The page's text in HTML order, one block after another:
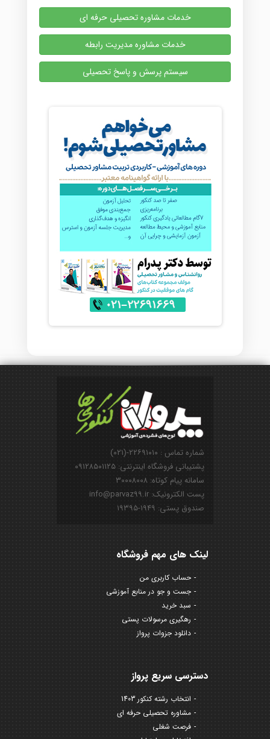
خدمات مشاوره تحصیلی حرفه ای
خدمات مشاوره مدیریت رابطه
سیستم پرسش و پاسخ تحصیلی
شماره تماس : ۲۲۶۹۱۰۱۰-(۰۲۱)
پشتیبانی فروشگاه اینترنتی: ۰۹۱۲۸۵۰۱۱۲۵
سامانه پیام کوتاه: ۳۰۰۰۸۰۰۸
پست الکترونیک: info@parvaz99.ir
صندوق پستی: ۱۹۴۹-۱۹۳۹۵
لینک های مهم فروشگاه
حساب کاربری من
جست و جو در منابع آموزشی
سبد خرید
رهگیری مرسولات پستی
دانلود جزوات پرواز
دسترسی سریع پرواز
انتخاب رشته کنکور 1403
مشاوره تحصیلی حرفه ای
فرصت شغلی